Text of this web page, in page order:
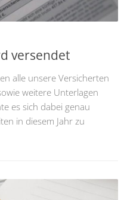
versendet
alle unsere Versicherten
weitere Unterlagen
es sich dabei genau
in diesem Jahr zu